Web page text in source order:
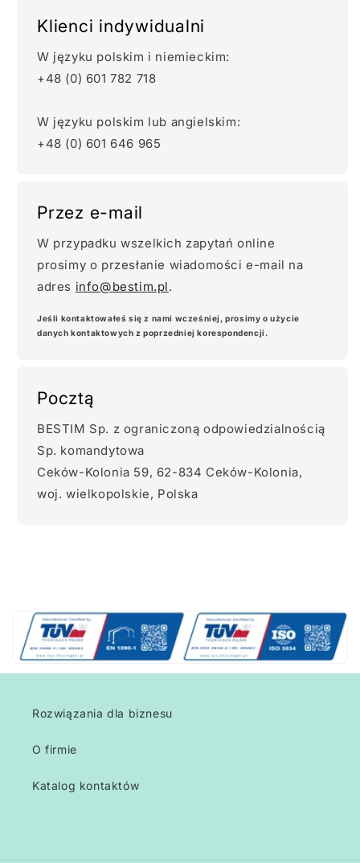
Klienci indywidualni
W języku polskim i niemieckim:
+48 (0) 601 782 718
W języku polskim lub angielskim:
+48 (0) 601 646 965
Przez e-mail
W przypadku wszelkich zapytań online
prosimy o przesłanie wiadomości e-mail na
adres info@bestim.pl.
Jeśli kontaktowałeś się z nami wcześniej, prosimy o użycie
danych kontaktowych z poprzedniej korespondencji.
Pocztą
BESTIM Sp. z ograniczoną odpowiedzialnością
Sp. komandytowa
Ceków-Kolonia 59, 62-834 Ceków-Kolonia,
woj. wielkopolskie, Polska
Rozwiązania dla biznesu
O firmie
Katalog kontaktów